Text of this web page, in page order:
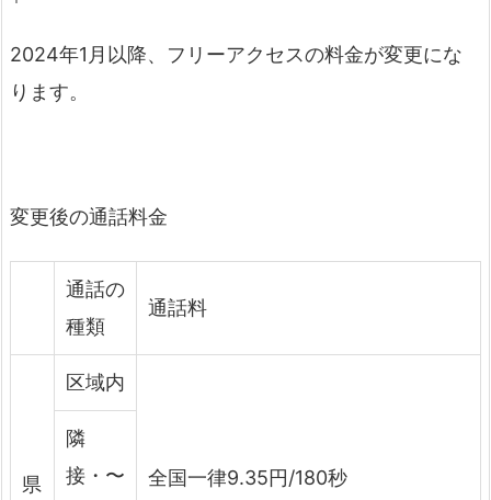
2024年1月以降、フリーアクセスの料金が変更にな
ります。
変更後の通話料金
通話の
種類
通話料
県
区域内
全国一律9.35円/180秒
隣
接・〜